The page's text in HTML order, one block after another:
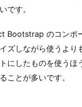
です。
Bootstrap のコンポ
ズしながら使うより
にしたものを使うほ
ことが多いです。